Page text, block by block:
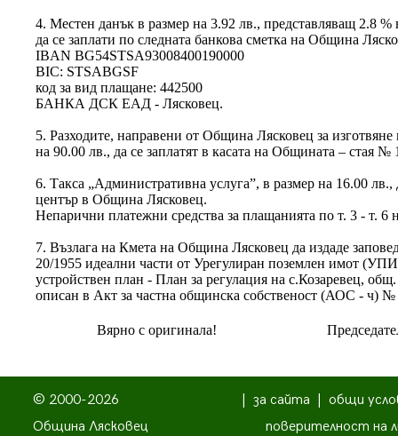
4. Местен данък в размер на 3.92 лв., представляващ 2.8
да се заплати по следната банкова сметка на Община
IBAN BG54STSA93008400190000
BIC: STSABGSF
код за вид плащане: 442500
БАНКА ДСК ЕАД - Лясковец.
5. Разходите, направени от Община Лясковец за изготвяне
на 90.00 лв., да се заплатят в касата на Общината – стая №
6. Такса „Административна услуга”, в размер на 16.00
център в Община Лясковец.
Непарични платежни средства за плащанията по т. 3 - т. 6
7. Възлага на Кмета на Община Лясковец да издаде
20/1955 идеални части от Урегулиран поземлен имот
устройствен план - План за регулация на с.Козаревец,
описан в Акт за частна общинска собственост (АОС - ч) №
Вярно с оригинала!
© 2000-2026
Община Лясковец
за сайта
общи
поверителност на